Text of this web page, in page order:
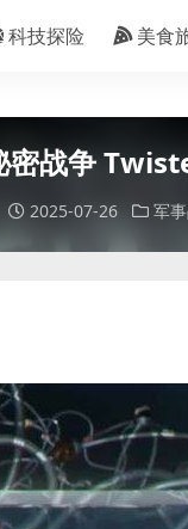
科技探险 美食
密战争
2025-07-26 军